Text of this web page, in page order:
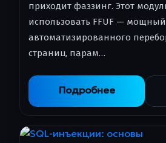
приходит фаззинг. Этот
использовать FFUF —
автоматизированного
страниц, парам…
Подробнее